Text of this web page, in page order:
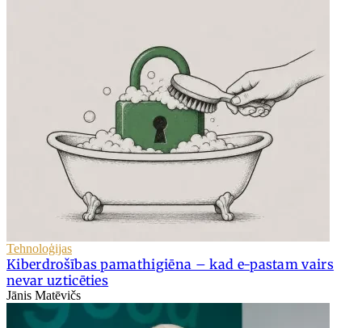
Tehnoloģijas
Kiberdrošības pamathigiēna – kad e-pastam vairs
nevar uzticēties
Jānis Matēvičs